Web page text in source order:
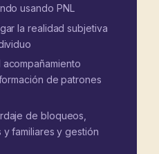
usando PNL
la realidad subjetiva
de patrones
de bloqueos,
familiares y gestión